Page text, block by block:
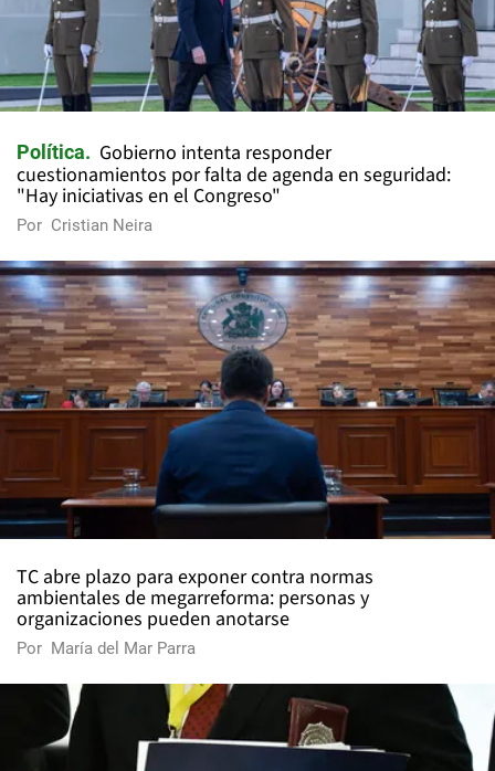
Política
Gobierno intenta responder
cuestionamientos por falta de agenda en seguridad:
"Hay iniciativas en el Congreso"
Por Cristian Neira
TC abre plazo para exponer contra normas
ambientales de megarreforma: personas y
organizaciones pueden anotarse
Por María del Mar Parra